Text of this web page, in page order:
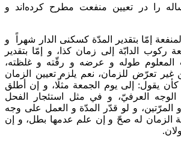
را در تعیین منفعت مطرح کرده‌اند و
المنفعة إمّا بتقدير المدّة كسكنى الدار شهراً و
ركوب الدابّة إلى زمان كذا، و إمّا بتقدير
المعلوم طوله و عرضه و رقّته و غلظته،
غير تعرّض للزمان، نعم يلزم تعيين الزمان
كأن يقول: إلى يوم الجمعة مثلًا، و إن أطلق
الوجه العرفيّ، و في مثل استئجار الفحل
المرّتين، و لو قدّر المدّة و العمل على وجه
الزمان له صحّ و إن علم عدمها بطل، و إن